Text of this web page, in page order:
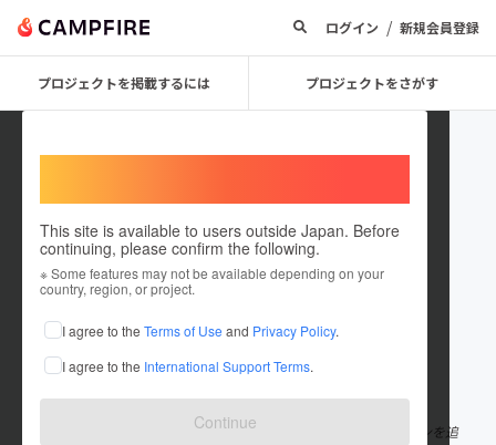
ログイン / 新規会員登録
プロジェクトを掲載するには プロジェクトをさがす
This site is available to users outside Japan. Before
continuing, please confirm the following.
※ Some features may not be available depending on your
country, region, or project.
I agree to the Terms of Use and Privacy Policy.
I agree to the International Support Terms.
Continue
SOBinnovation
これまでに1件のプロジェクトを投稿しています
在住国：未設定
出身国：未設定
私達は飲食、空間、衣料小物を通してお客様の笑顔と生活デザインを追